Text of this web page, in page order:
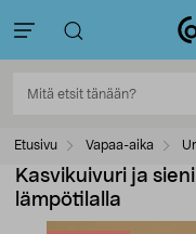
Etusivu Vapaa-aika
Kasvikuivuri ja
lämpötilalla